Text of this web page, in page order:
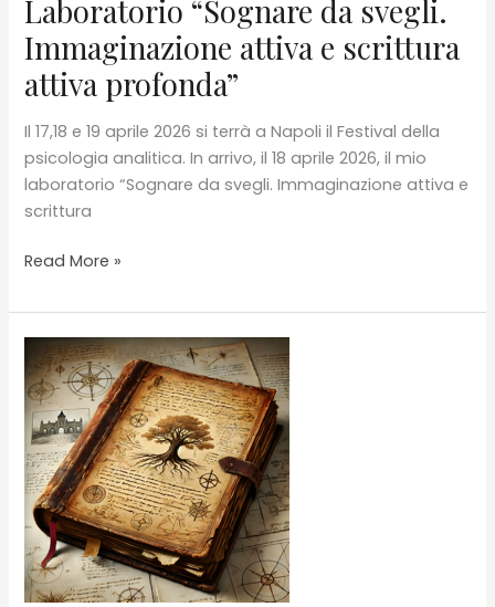
di
sicurezza
dall’infelicità”
di
Tibaldi
Laboratorio “Sognare da svegli.
Immaginazione attiva e scrittura
attiva profonda”
Il 17,18 e 19 aprile 2026 si terrà a Napoli il Festival della
psicologia analitica. In arrivo, il 18 aprile 2026, il mio
laboratorio “Sognare da svegli. Immaginazione attiva e
scrittura
Laboratorio
da
svegli.
Immaginazione
attiva
e
scrittura
attiva
profonda”
Read More »